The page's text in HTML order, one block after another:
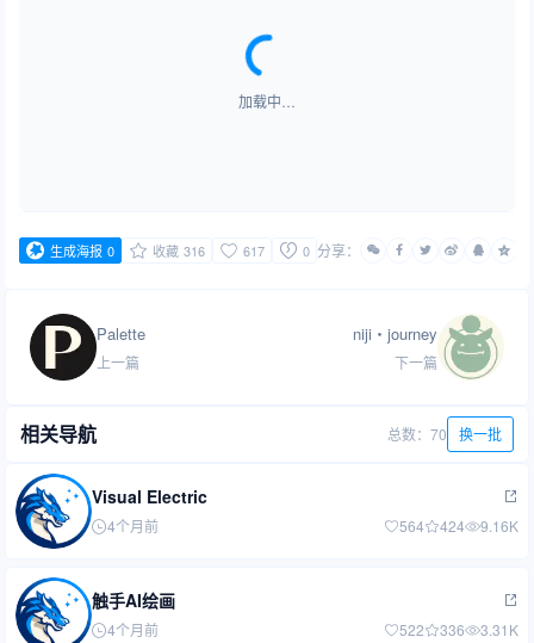
加载中…
生成海报 0 收藏 316 617 0 分享：
Palette
上一篇
niji・journey
下一篇
相关导航 总数：70 换一批
Visual Electric
4个月前 564 424 9.16K
触手AI绘画
4个月前 522 336 3.31K